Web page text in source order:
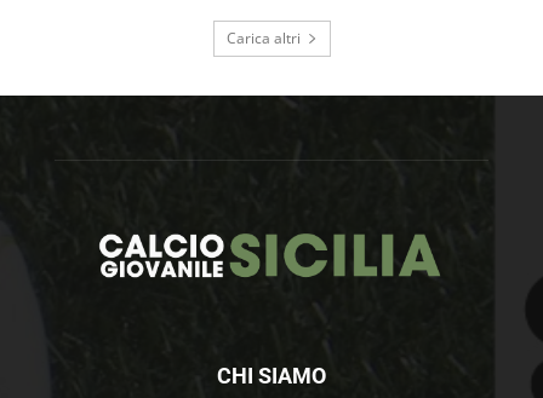
Carica altri
CHI SIAMO